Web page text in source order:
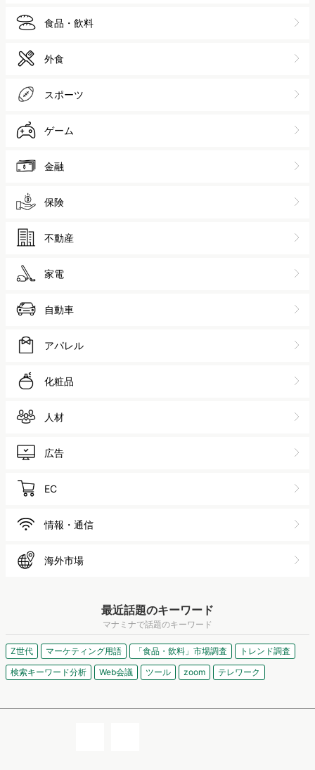
食品・飲料
外食
スポーツ
ゲーム
金融
保険
不動産
家電
自動車
アパレル
化粧品
人材
広告
EC
情報・通信
海外市場
最近話題のキーワード
マナミナで話題のキーワード
Z世代 マーケティング用語 「食品・飲料」市場調査
トレンド調査
検索キーワード分析
Web会議 ツール zoom テレワーク